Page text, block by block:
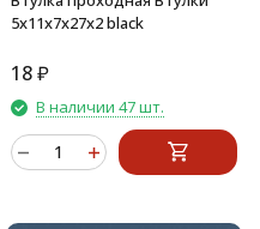
5х11х7х27х2 black
18₽
В наличии 47 шт.